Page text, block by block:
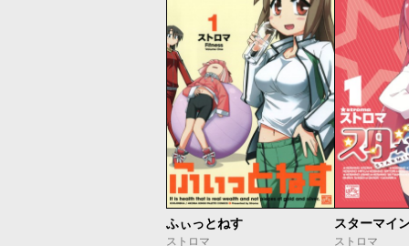
ふぃっとねす
ストロマ
スターマイ
ストロマ